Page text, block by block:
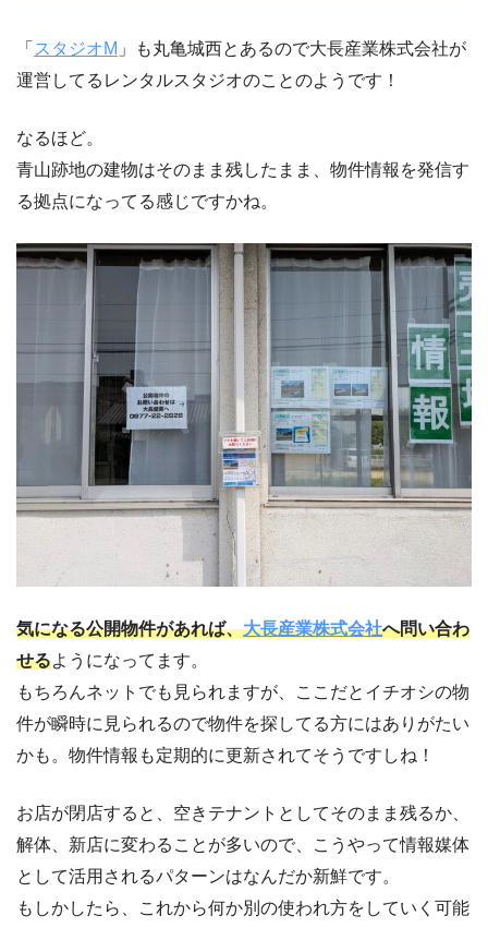
「 スタジオM 」も丸亀城西とあるので大長産業株式会社が
運営してるレンタルスタジオのことのようです！
なるほど。
青山跡地の建物はそのまま残したまま、物件情報を発信す
る拠点になってる感じですかね。
気になる公開物件があれば、大長産業株式会社へ問い合わ
せるようになってます。
もちろんネットでも見られますが、ここだとイチオシの物
件が瞬時に見られるので物件を探してる方にはありがたい
かも。物件情報も定期的に更新されてそうですしね！
お店が閉店すると、空きテナントとしてそのまま残るか、
解体、新店に変わることが多いので、こうやって情報媒体
として活用されるパターンはなんだか新鮮です。
もしかしたら、これから何か別の使われ方をしていく可能